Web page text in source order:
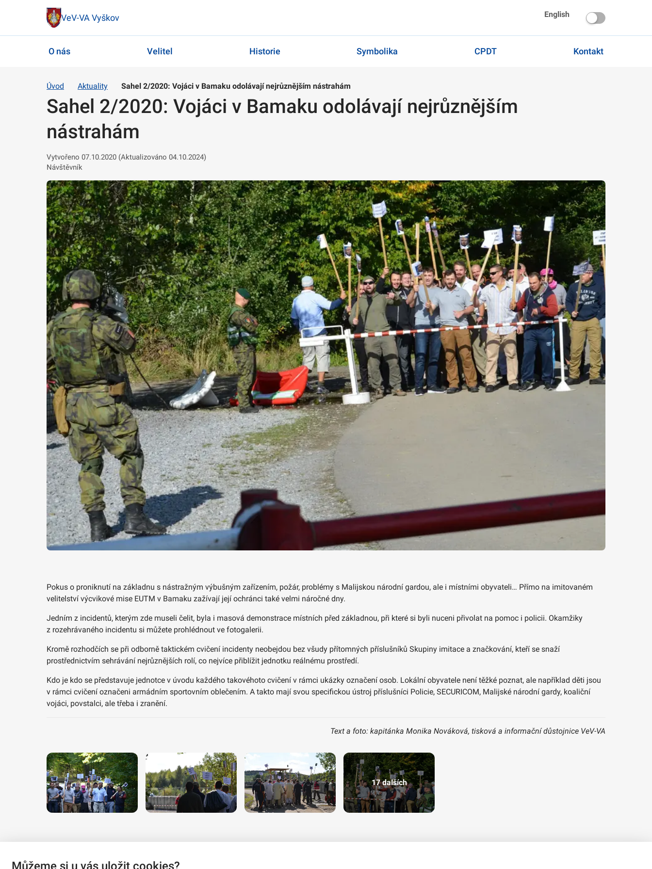
VeV-VA Vyškov English
O nás Velitel Historie Symbolika CPDT Kontakt
Úvod Aktuality Sahel 2/2020: Vojáci v Bamaku odolávají nejrůznějším nástrahám
Sahel 2/2020: Vojáci v Bamaku odolávají nejrůznějším
nástrahám
Vytvořeno 07.10.2020 (Aktualizováno 04.10.2024)
Návštěvník
Pokus o proniknutí na základnu s nástražným výbušným zařízením, požár, problémy s Malijskou národní gardou, ale i místními obyvateli… Přímo na imitovaném
velitelství výcvikové mise EUTM v Bamaku zažívají její ochránci také velmi náročné dny.
Jedním z incidentů, kterým zde museli čelit, byla i masová demonstrace místních před základnou, při které si byli nuceni přivolat na pomoc i policii. Okamžiky
z rozehrávaného incidentu si můžete prohlédnout ve fotogalerii.
Kromě rozhodčích se při odborně taktickém cvičení incidenty neobejdou bez všudy přítomných příslušníků Skupiny imitace a značkování, kteří se snaží
prostřednictvím sehrávání nejrůznějších rolí, co nejvíce přiblížit jednotku reálnému prostředí.
Kdo je kdo se představuje jednotce v úvodu každého takovéhoto cvičení v rámci ukázky označení osob. Lokální obyvatele není těžké poznat, ale například děti jsou
v rámci cvičení označeni armádním sportovním oblečením. A takto mají svou specifickou ústroj příslušníci Policie, SECURICOM, Malijské národní gardy, koaliční
vojáci, povstalci, ale třeba i zranění.
Text a foto: kapitánka Monika Nováková, tisková a informační důstojnice VeV-VA
17 dalších
Můžeme si u vás uložit cookies?